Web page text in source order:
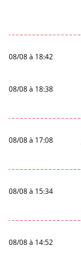
08/08 à 18:42
08/08 à 18:38
08/08 à 17:08
08/08 à 15:34
08/08 à 14:52